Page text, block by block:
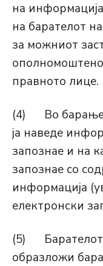
на
на барателот
за можниот
правното лице.
(4) Во
ја наведе
запознае и на
запознае со
информација
електронски
(5) Барателот
образложи